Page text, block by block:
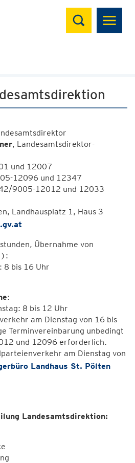
Suchen
, Landesamtsdirektor-
und 12007
12096 und 12347
9005-12012 und 12033
Landhausplatz 1, Haus 3
Übernahme von
8 bis 16 Uhr
:
8 bis 12 Uhr
am Dienstag von 16 bis
Terminvereinbarung unbedingt
und 12096 erforderlich.
am Dienstag von
Landhaus St. Pölten
Landesamtsdirektion: